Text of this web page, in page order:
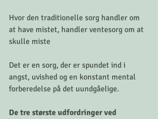
Hvor den traditionelle sorg handler om
at have mistet, handler ventesorg om at
skulle miste
Det er en sorg, der er spundet ind i
angst, uvished og en konstant mental
forberedelse på det uundgåelige.
De tre største udfordringer ved